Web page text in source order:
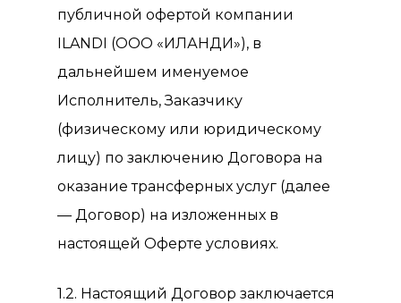
публичной офертой компании
ILANDI (ООО «ИЛАНДИ»), в
дальнейшем именуемое
Исполнитель, Заказчику
(физическому или юридическому
лицу) по заключению Договора на
оказание трансферных услуг (далее
— Договор) на изложенных в
настоящей Оферте условиях.
1.2. Настоящий Договор заключается